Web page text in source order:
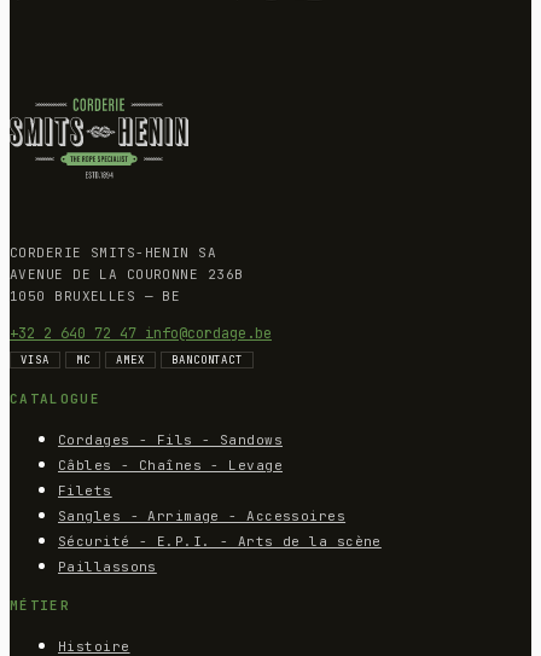
CORDERIE SMITS-HENIN SA
AVENUE DE LA COURONNE 236B
1050 BRUXELLES — BE
+32 2 640 72 47 info@cordage.be
VISA MC AMEX BANCONTACT
CATALOGUE
Cordages - Fils - Sandows
Câbles - Chaînes - Levage
Filets
Sangles - Arrimage - Accessoires
Sécurité - E.P.I. - Arts de la scène
Paillassons
MÉTIER
Histoire